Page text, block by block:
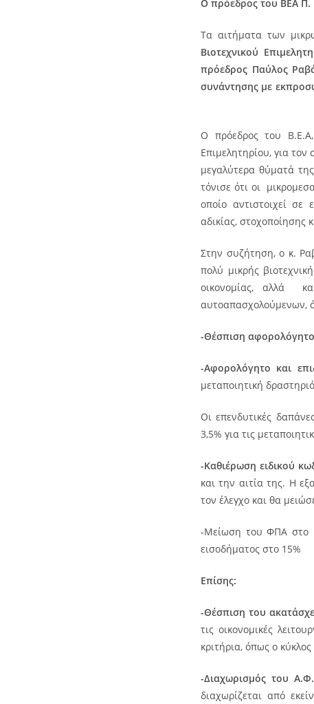
Ο πρόεδρος του ΒΕΑ
Τα αιτήματα των
Βιοτεχνικού
πρόεδρος Παύλος
συνάντησης με
Ο πρόεδρος του
Επιμελητηρίου, για
μεγαλύτερα θύματά
τόνισε ότι οι
οποίο αντιστοιχεί
αδικίας, στοχοποίησης
Στην συζήτηση, ο κ.
πολύ μικρής
οικονομίας, αλλά
αυτοαπασχολούμενων,
-Θέσπιση
-Αφορολόγητο και
μεταποιητική
Οι επενδυτικές
3,5% για τις
-Καθιέρωση ειδικού
και την αιτία της. Η
τον έλεγχο και θα
-Μείωση του ΦΠΑ στο
εισοδήματος στο 15%
Επίσης:
-Θέσπιση του
τις οικονομικές
κριτήρια, όπως ο
-Διαχωρισμός του
διαχωρίζεται από